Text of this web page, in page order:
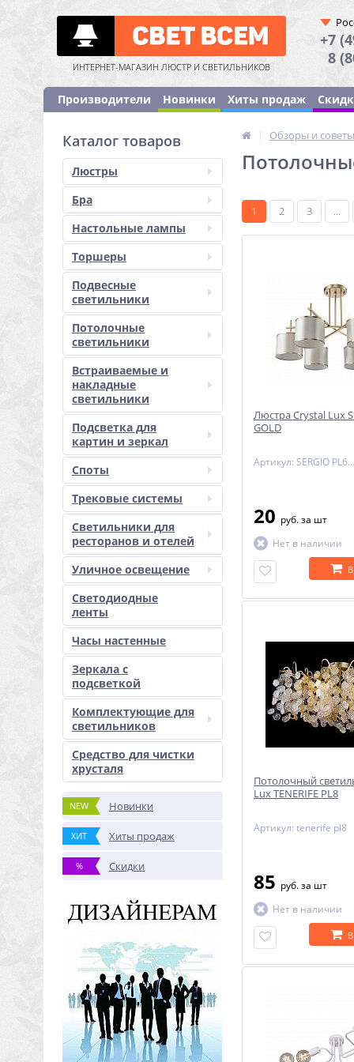
ИНТЕРНЕТ-МАГАЗИН ЛЮСТР И СВЕТИЛЬНИКОВ
+7
8
Производители Новинки Хиты продаж
Каталог товаров
Люстры
Бра
Настольные лампы
Торшеры
Подвесные
светильники
Потолочные
светильники
Встраиваемые и
накладные
светильники
Подсветка для
картин и зеркал
Споты
Трековые системы
Светильники для
ресторанов и отелей
Уличное освещение
Светодиодные
ленты
Часы настенные
Зеркала с
подсветкой
Комплектующие для
светильников
Средство для чистки
хрусталя
NEW Новинки
ХИТ Хиты продаж
% Скидки
| Обзоры и советы
1 2 3 ...
Люстра Crystal Lux
GOLD
Артикул: SERGIO PL6 GOLD
20 руб.за шт
Нет в наличии
Потолочный
Lux TENERIFE PL8
Артикул: tenerife pl8
85 руб.за шт
Нет в наличии